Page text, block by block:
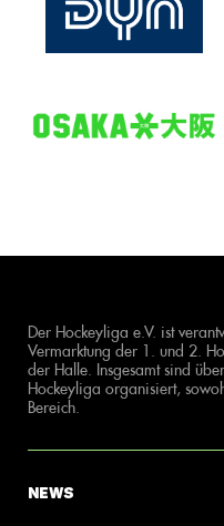
Der Hockeyliga e.V. ist
Vermarktung der 1. und 2.
der Halle. Insgesamt sind
Hockeyliga organisiert,
Bereich.
News